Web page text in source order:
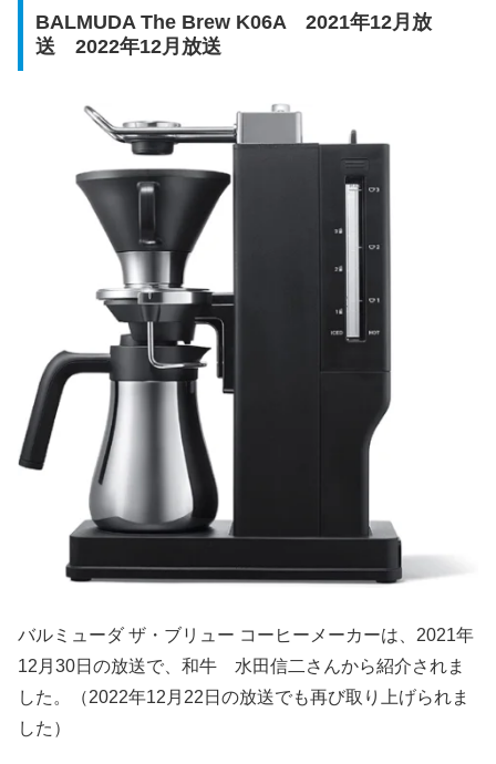
BALMUDA The Brew K06A 2021年12月放
送 2022年12月放送
バルミューダ ザ・ブリュー コーヒーメーカーは、2021年
12月30日の放送で、和牛 水田信二さんから紹介されま
した。（2022年12月22日の放送でも再び取り上げられま
した）